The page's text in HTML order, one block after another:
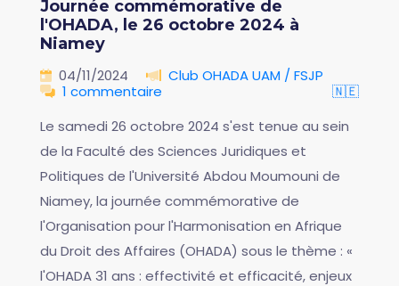
Journée commémorative de
l'OHADA, le 26 octobre 2024 à
Niamey
04/11/2024
Club OHADA UAM / FSJP
1 commentaire
🇳🇪
Le samedi 26 octobre 2024 s'est tenue au sein
de la Faculté des Sciences Juridiques et
Politiques de l'Université Abdou Moumouni de
Niamey, la journée commémorative de
l'Organisation pour l'Harmonisation en Afrique
du Droit des Affaires (OHADA) sous le thème : «
l'OHADA 31 ans : effectivité et efficacité, enjeux